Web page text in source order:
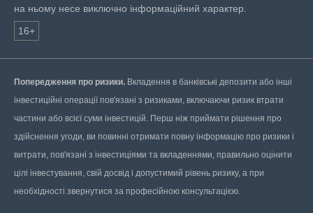
на ньому несе виключно інформаційний характер.
16+
Попередження про ризики. Вкладення в банківські депозити або інші
інвестиційні операції пов'язані з ризиками, включаючи ризик втрати
частини або всієї суми інвестицій. Перш ніж приймати рішення про
здійснення угоди, ви повинні отримати повну інформацію про ризики і
витрати, пов'язані з інвестиціями та вкладеннями, правильно оцінити
цілі інвестування, свій досвід і допустимий рівень ризику, а при
необхідності звернутися за професійною консультацією.